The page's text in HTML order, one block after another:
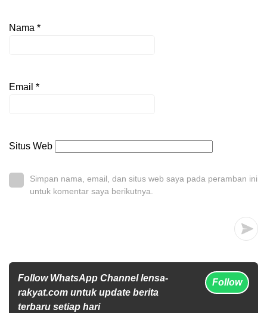
Nama *
Email *
Situs Web
Simpan nama, email, dan situs web saya pada peramban ini
untuk komentar saya berikutnya.
Follow WhatsApp Channel lensa-
rakyat.com untuk update berita
terbaru setiap hari
Follow